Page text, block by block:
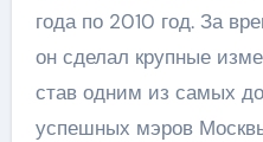
года по 2010 год. За
он сделал крупные
став одним из самых
успешных мэров